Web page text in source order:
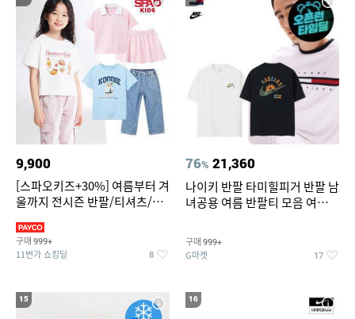
9,900
[스파오키즈+30%] 여름부터 겨
울까지 전시즌 반팔/티셔츠/셋
구매 999+
11번가 쇼킹딜 8
76% 21,360
나이키 반팔 타미힐피거 반팔 남
녀공용 여름 반팔티 모음 여름
구매 999+
G마켓 17
15 16